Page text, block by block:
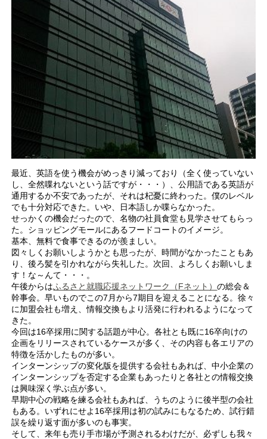
最近、英語を使う機会がめっきり減っており（全く使っていない
し、全然喋れないという話ですが・・・）、公用語である英語が
通用するか不安であったが、それは杞憂に終わった。僕のレベル
でも十分対応できた。いや、日本語しか喋らなかった。
せっかくの機会だったので、名物の社員食堂も見学させてもらっ
た。ショッピングモールにあるフードコートのイメージ。
基本、無料で食事できるのが羨ましい。
図々しくお願いしようかとも思ったが、時間がなかったこともあ
り、後ろ髪を引かれながら失礼した。次回、よろしくお願いしま
す！な～んて・・・。
午後からはふるさと就職応援ネットワーク（Fネット）の総会＆
幹事会。早いものでこの7月から7期目を迎えることになる。徐々
に加盟会社も増え、情報交換もより活発に行われるようになって
きた。
今回は16卒採用に関する話題が中心。各社とも既に16卒向けの
企画をリリースされているケースが多く、その内容も各エリアの
特徴を活かしたものが多い。
インターンシップの変化版を提供する会社もあれば、中小企業の
インターンシップを否定する企業もあったりと各社との情報交換
は興味深く学ぶ点が多い。
早期中心の戦略を練る会社もあれば、うちのように後半型の会社
もある。いずれにせよ16卒採用は初の試みにもなるため、試行錯
誤を繰り返す面が多いのも事実。
そして、来年も売り手市場が予測されるわけだが、必ずしも我々